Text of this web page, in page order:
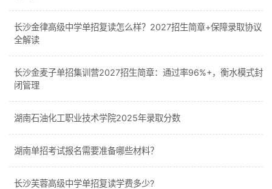
长沙金律高级中学单招复读怎么样？2027招生简章+保障录取协议
全解读
长沙金麦子单招集训营2027招生简章：通过率96%+，衡水模式封
闭管理
湖南石油化工职业技术学院2025年录取分数
湖南单招考试报名需要准备哪些材料？
长沙芙蓉高级中学单招复读学费多少?